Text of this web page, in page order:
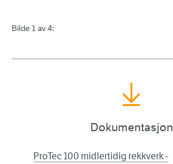
Bilde 1 av 4:
Dokumentasjon
ProTec 100 midlertidig rekkverk -